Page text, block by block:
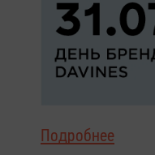
Подробнее